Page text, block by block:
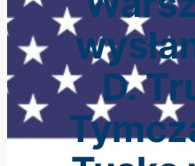
D.